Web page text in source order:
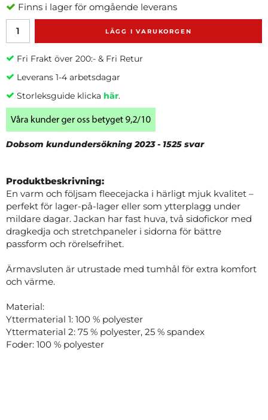
Finns i lager för omgående leverans
LÄGG I VARUKORGEN
Fri Frakt över 200:- & Fri Retur
Leverans 1-4 arbetsdagar
Storleksguide klicka här.
Dobsom kundundersökning 2023 - 1525 svar
Produktbeskrivning:
En varm och följsam fleecejacka i härligt mjuk kvalitet –
perfekt för lager-på-lager eller som ytterplagg under
mildare dagar. Jackan har fast huva, två sidofickor med
dragkedja och stretchpaneler i sidorna för bättre
passform och rörelsefrihet.
Ärmavsluten är utrustade med tumhål för extra komfort
och värme.
Material:
Yttermaterial 1: 100 % polyester
Yttermaterial 2: 75 % polyester, 25 % spandex
Foder: 100 % polyester